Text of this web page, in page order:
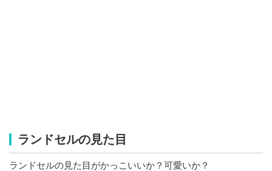
ランドセルの見た目
ランドセルの見た目がかっこいいか？可愛いか？